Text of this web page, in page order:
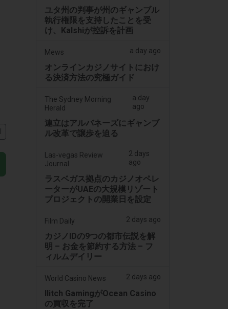
ユタ州の判事が州のギャンブル
執行権限を支持したことを受
け、Kalshiが控訴を計画
Mews a day ago
オンラインカジノサイトにおけ
る決済方法の究極ガイド
The Sydney Morning
Herald
a day
ago
連立はアルバネーズにギャンブ
ル改革で譲歩を迫る
Las-vegas Review
Journal
2 days
ago
ラスベガス拠点のカジノオペレ
ーターがUAEの大規模リゾート
プロジェクトの開業日を設定
Film Daily 2 days ago
カジノIDの9つの都市伝説を解
明 – お金を節約する方法 – フ
ィルムデイリー
World Casino News 2 days ago
Ilitch GamingがOcean Casino
の買収を完了